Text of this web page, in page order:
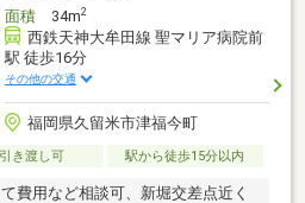
面積34m2
西鉄天神大牟田線 聖マリア病院前
駅 徒歩16分
その他の交通
福岡県久留米市津福今町
き渡し可 駅から徒歩15分以内
費用など相談可、新堀交差点近く